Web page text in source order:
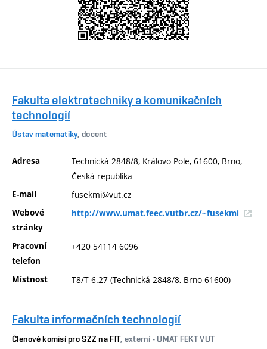
Fakulta elektrotechniky a komunikačních
technologií
Ústav matematiky, docent
Adresa
Technická 2848/8, Královo Pole, 61600, Brno,
Česká republika
E-mail fusekmi@vut.cz
Webové
stránky
http://www.umat.feec.vutbr.cz/~fusekmi
Pracovní
telefon
+420 54114 6096
Místnost T8/T 6.27 (Technická 2848/8, Brno 61600)
Fakulta informačních technologií
Členové komisí pro SZZ na FIT, externí - UMAT FEKT VUT